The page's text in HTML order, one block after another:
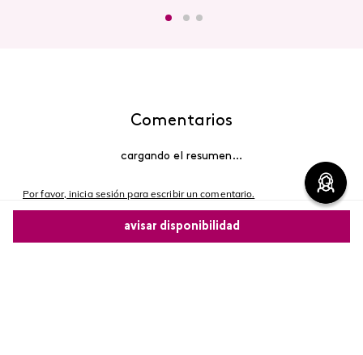
avisar disponibilidad
Comentarios
cargando el resumen…
Por favor, inicia sesión para escribir un comentario.